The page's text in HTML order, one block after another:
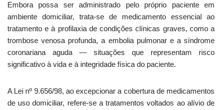
Embora possa ser administrado pelo próprio paciente em
ambiente domiciliar, trata-se de medicamento essencial ao
tratamento e à profilaxia de condições clínicas graves, como a
trombose venosa profunda, a embolia pulmonar e a síndrome
coronariana aguda — situações que representam risco
significativo à vida e à integridade física do paciente.
A Lei nº 9.656/98, ao excepcionar a cobertura de medicamentos
de uso domiciliar, refere-se a tratamentos voltados ao alívio de